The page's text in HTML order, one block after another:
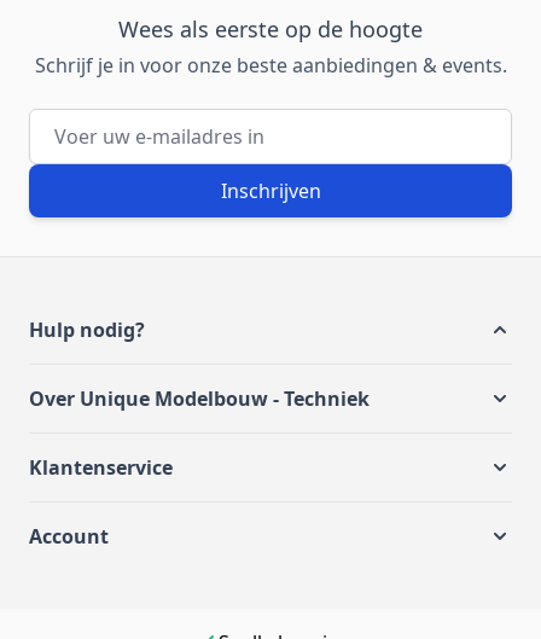
Wees als eerste op de hoogte
Schrijf je in voor onze beste aanbiedingen & events.
E-mailadres
Inschrijven
Hulp nodig?
Over Unique Modelbouw - Techniek
Klantenservice
Account